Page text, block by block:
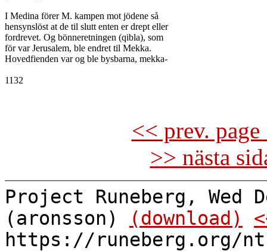
I Medina förer M. kampen mot jödene så
hensynslöst at de til slutt enten er drept eller
fordrevet. Og bönneretningen (qibla), som
för var Jerusalem, ble endret til Mekka.
Hovedfienden var og ble bysbarna, mekka-
1132
<< prev.
>> nästa
Project Runeberg, Wed
(aronsson)
(download)
https://runeberg.org/